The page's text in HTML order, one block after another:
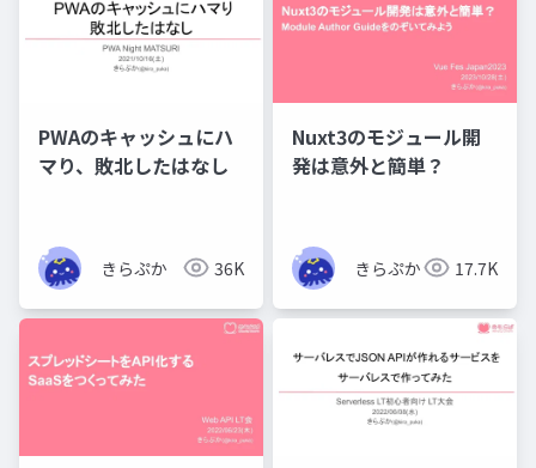
PWAのキャッシュにハ
マり、敗北したはなし
きらぷか 36K
Nuxt3のモジュール開
発は意外と簡単？
きらぷか 17.7K